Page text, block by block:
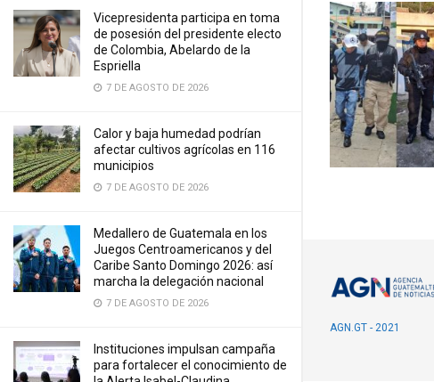
Vicepresidenta participa en toma
de posesión del presidente electo
de Colombia, Abelardo de la
Espriella
7 DE AGOSTO DE 2026
Calor y baja humedad podrían
afectar cultivos agrícolas en 116
municipios
7 DE AGOSTO DE 2026
Medallero de Guatemala en los
Juegos Centroamericanos y del
Caribe Santo Domingo 2026: así
marcha la delegación nacional
7 DE AGOSTO DE 2026
Instituciones impulsan campaña
para fortalecer el conocimiento de
AGN.GT - 2021